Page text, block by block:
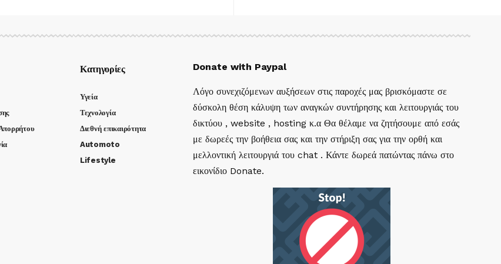
Κατηγορίες
Υγεία
Τεχνολογία
Διεθνή επικαιρότητα
Automoto
Lifestyle
Donate with Paypal
Λόγο συνεχιζόμενων αυξήσεων στις παροχές μας βρισκόμαστε σε
δύσκολη θέση κάλυψη των αναγκών συντήρησης και λειτουργιάς του
δικτύου , website , hosting κ.α Θα θέλαμε να ζητήσουμε από εσάς
με δωρεές την βοήθεια σας και την στήριξη σας για την ορθή και
μελλοντική λειτουργιά του chat . Κάντε δωρεά πατώντας πάνω στο
εικονίδιο Donate.